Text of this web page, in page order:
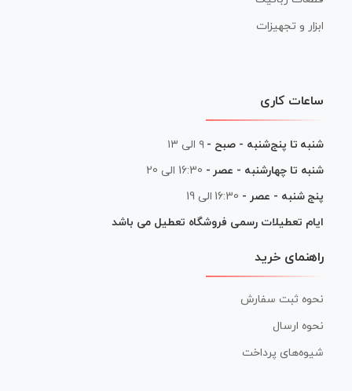
ابزار و تجهیزات
ساعات کاری
شنبه تا پنج‌شنبه - صبح - ۹ الی ۱۳
شنبه تا چهارشنبه - عصر - 16:30 الی 20
پنج شنبه - عصر - 16:30 الی 19
ایام تعطیلات رسمی فروشگاه تعطیل می باشد
راهنمای خرید
نحوه ثبت سفارش
نحوه ارسال
شیوه‌های پرداخت